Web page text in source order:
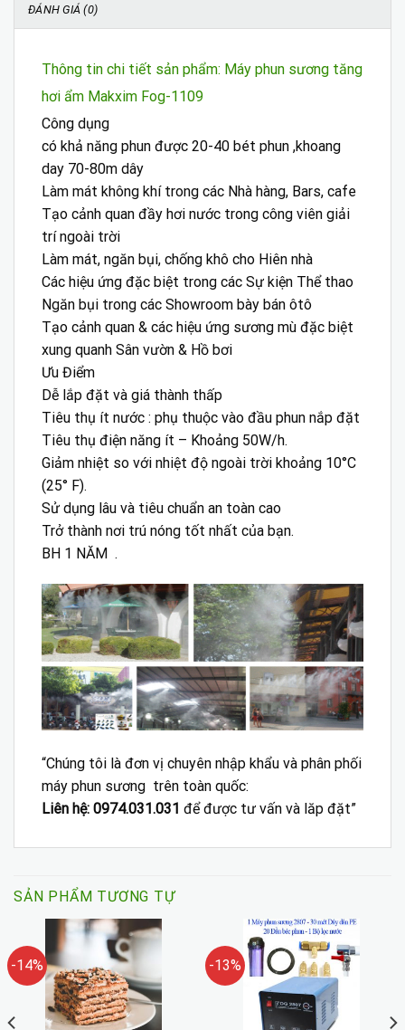
ĐÁNH GIÁ (0)
Thông tin chi tiết sản phẩm: Máy phun sương tăng
hơi ẩm Makxim Fog-1109
Công dụng
có khả năng phun được 20-40 bét phun ,khoang
day 70-80m dây
Làm mát không khí trong các Nhà hàng, Bars, cafe
Tạo cảnh quan đầy hơi nước trong công viên giải
trí ngoài trời
Làm mát, ngăn bụi, chống khô cho Hiên nhà
Các hiệu ứng đặc biệt trong các Sự kiện Thể thao
Ngăn bụi trong các Showroom bày bán ôtô
Tạo cảnh quan & các hiệu ứng sương mù đặc biệt
xung quanh Sân vườn & Hồ bơi
Ưu Điểm
Dễ lắp đặt và giá thành thấp
Tiêu thụ ít nước : phụ thuộc vào đầu phun nắp đặt
Tiêu thụ điện năng ít – Khoảng 50W/h.
Giảm nhiệt so với nhiệt độ ngoài trời khoảng 10°C
(25° F).
Sử dụng lâu và tiêu chuẩn an toàn cao
Trở thành nơi trú nóng tốt nhất của bạn.
BH 1 NĂM .
“Chúng tôi là đơn vị chuyên nhập khẩu và phân phối
máy phun sương trên toàn quốc:
Liên hệ: 0974.031.031 để được tư vấn và lăp đặt”
SẢN PHẨM TƯƠNG TỰ
-14% -13%